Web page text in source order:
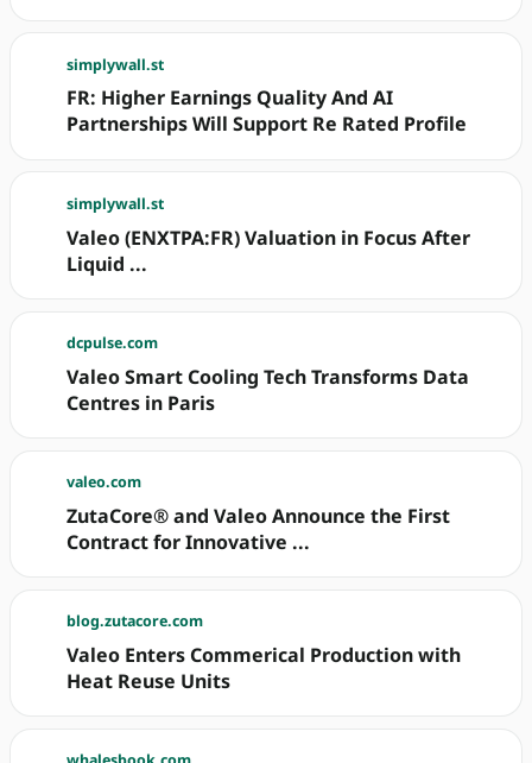
simplywall.st
FR: Higher Earnings Quality And AI
Partnerships Will Support Re Rated Profile
simplywall.st
Valeo (ENXTPA:FR) Valuation in Focus After
Liquid ...
dcpulse.com
Valeo Smart Cooling Tech Transforms Data
Centres in Paris
valeo.com
ZutaCore® and Valeo Announce the First
Contract for Innovative ...
blog.zutacore.com
Valeo Enters Commerical Production with
Heat Reuse Units